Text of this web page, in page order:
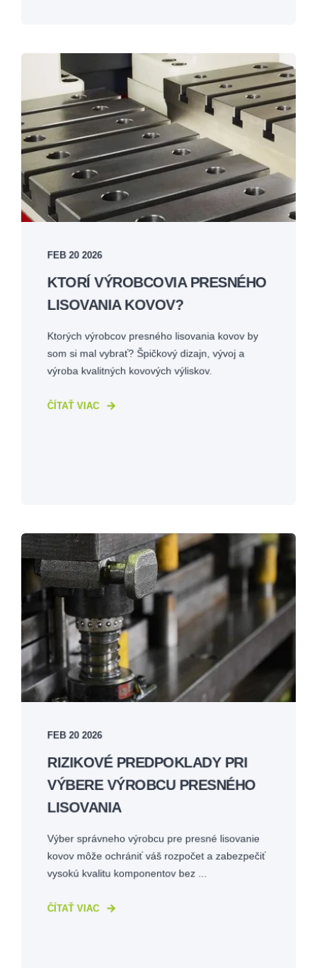
FEB 20 2026
KTORÍ VÝROBCOVIA PRESNÉHO
LISOVANIA KOVOV?
Ktorých výrobcov presného lisovania kovov by
som si mal vybrať? Špičkový dizajn, vývoj a
výroba kvalitných kovových výliskov.
ČÍTAŤ VIAC
FEB 20 2026
RIZIKOVÉ PREDPOKLADY PRI
VÝBERE VÝROBCU PRESNÉHO
LISOVANIA
Výber správneho výrobcu pre presné lisovanie
kovov môže ochrániť váš rozpočet a zabezpečiť
vysokú kvalitu komponentov bez ...
ČÍTAŤ VIAC